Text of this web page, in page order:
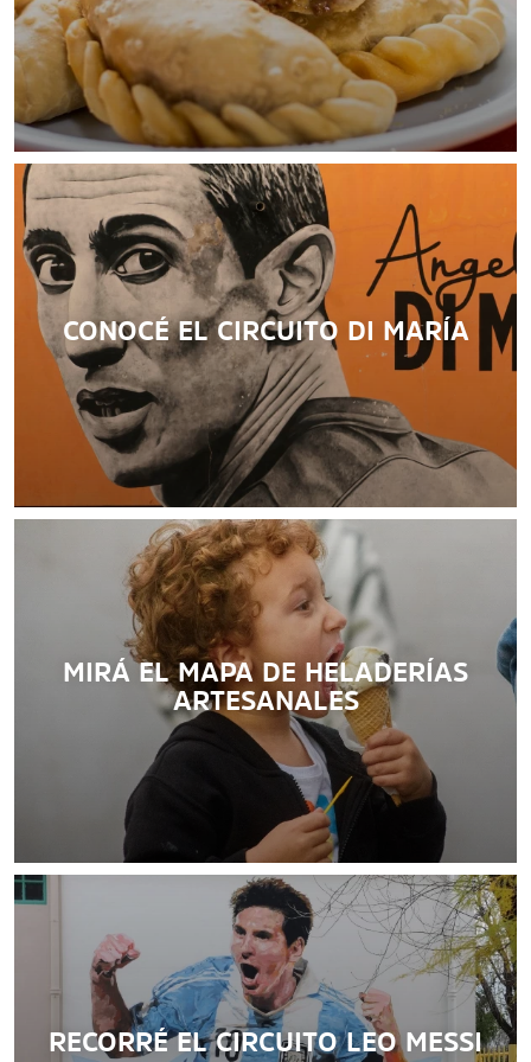
responsable. Conocé las normativas y recomendaciones
para que tengas la mejor experiencia en la ciudad.
LEER MÁS
LEER MÁS
CONOCÉ EL CIRCUITO DI MARÍA
7 postas que recorren las huellas de "Fideo", el campeón
del mundo, en Rosario.
MIRÁ EL MAPA DE HELADERÍAS
ARTESANALES
RECORRÉ EL CIRCUITO LEO MESSI